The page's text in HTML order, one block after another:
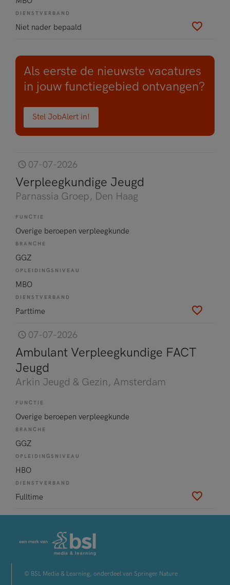
DIENSTVERBAND
Niet nader bepaald
Als eerste de nieuwste vacatures
in jouw functiegebied ontvangen?
Stel JobAlert in!
07-07-2026
Verpleegkundige Jeugd
Parnassia Groep, Den Haag
FUNCTIE
Overige beroepen verpleegkunde
BRANCHE
GGZ
OPLEIDINGSNIVEAU
MBO
DIENSTVERBAND
Parttime
07-07-2026
Ambulant Verpleegkundige FACT
Jeugd
Arkin Jeugd & Gezin, Amsterdam
FUNCTIE
Overige beroepen verpleegkunde
BRANCHE
GGZ
OPLEIDINGSNIVEAU
HBO
DIENSTVERBAND
Fulltime
© BSL Media & Learning, onderdeel van Springer Nature